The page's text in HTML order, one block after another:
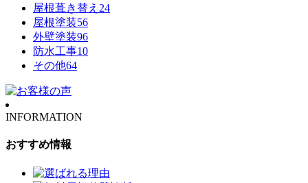
屋根葺き替え 24
屋根塗装56
外壁塗装96
防水工事10
その他64
INFORMATION
おすすめ情報